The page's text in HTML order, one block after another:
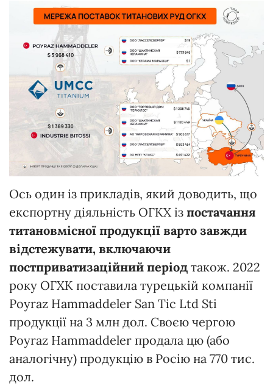
Ось один із прикладів, який доводить, що
експортну діяльність ОГКХ із постачання
титановмісної продукції варто завжди
відстежувати, включаючи
постприватизаційний період також. 2022
року ОГХК поставила турецькій компанії
Poyraz Hammaddeler San Tic Ltd Sti
продукції на 3 млн дол. Своєю чергою
Poyraz Hammaddeler продала цю (або
аналогічну) продукцію в Росію на 770 тис.
дол.